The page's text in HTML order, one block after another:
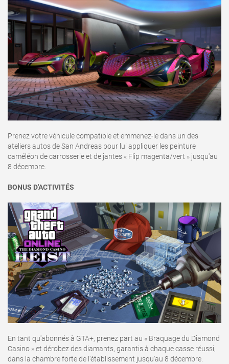
Prenez votre véhicule compatible et emmenez-le dans un des
ateliers autos de San Andreas pour lui appliquer les peinture
caméléon de carrosserie et de jantes « Flip magenta/vert » jusqu'au
8 décembre.
BONUS D'ACTIVITÉS
En tant qu'abonnés à GTA+, prenez part au « Braquage du Diamond
Casino » et dérobez des diamants, garantis à chaque casse réussi,
dans la chambre forte de l'établissement jusqu'au 8 décembre.